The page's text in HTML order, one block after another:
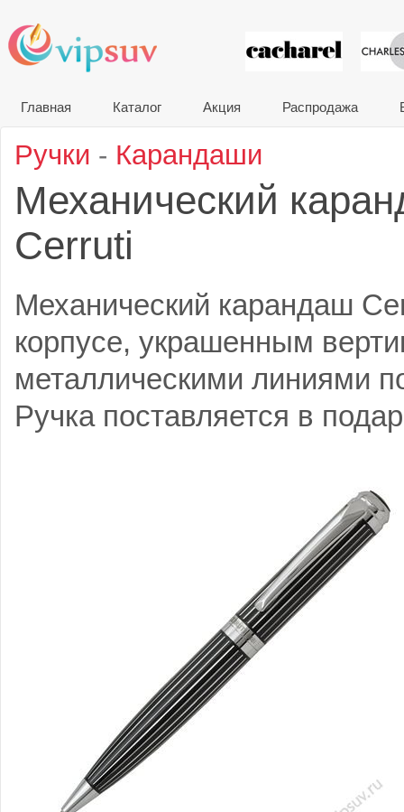
VIP
Главная Каталог Акция Распродажа
Ручки - Карандаши
Механический
Cerruti
Механический карандаш
корпусе, украшенным
металлическими линиями
Ручка поставляется в